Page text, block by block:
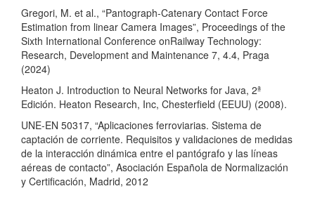
Gregori, M. et al., “Pantograph-Catenary Contact Force
Estimation from linear Camera Images”, Proceedings of the
Sixth International Conference onRailway Technology:
Research, Development and Maintenance 7, 4.4, Praga
(2024)
Heaton J. Introduction to Neural Networks for Java, 2ª
Edición. Heaton Research, Inc, Chesterfield (EEUU) (2008).
UNE-EN 50317, “Aplicaciones ferroviarias. Sistema de
captación de corriente. Requisitos y validaciones de medidas
de la interacción dinámica entre el pantógrafo y las líneas
aéreas de contacto”, Asociación Española de Normalización
y Certificación, Madrid, 2012